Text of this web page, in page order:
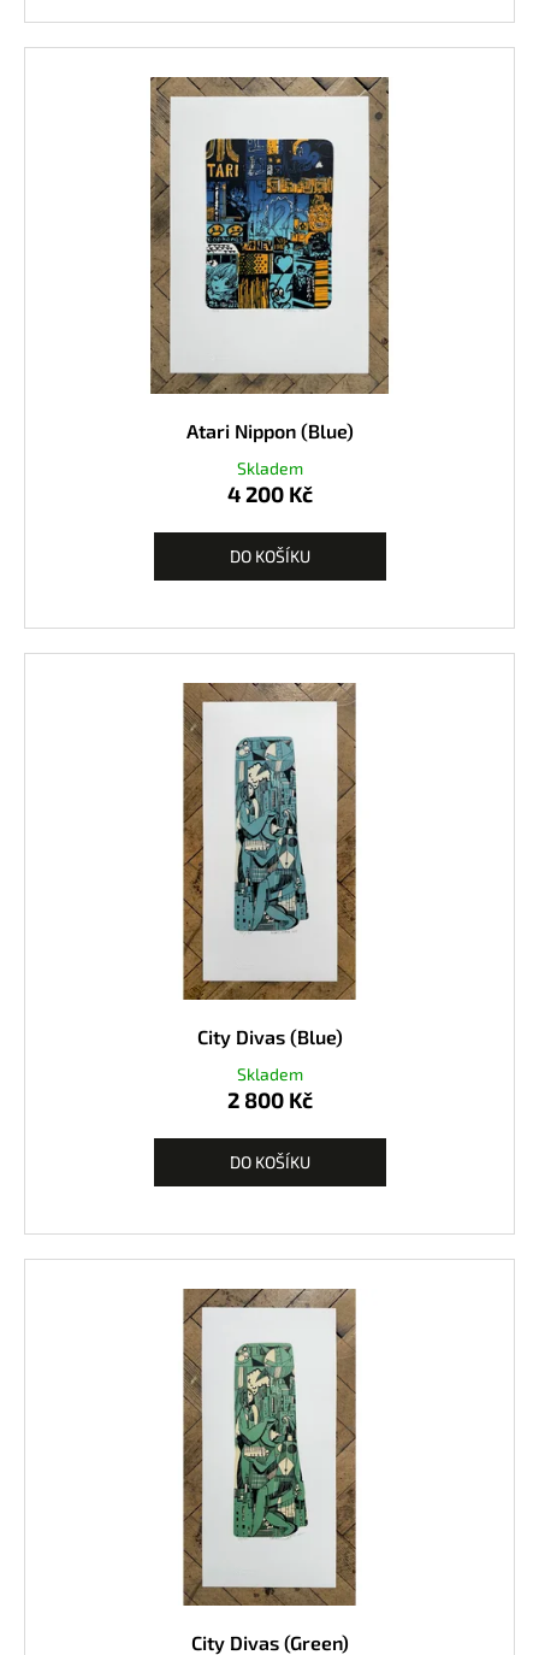
Atari Nippon (Blue)
Skladem
4 200 Kč
DO KOŠÍKU
City Divas (Blue)
Skladem
2 800 Kč
DO KOŠÍKU
City Divas (Green)